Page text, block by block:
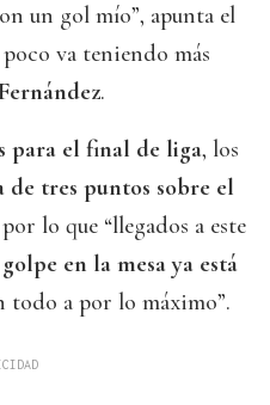
un gol mío”, apunta el
va teniendo más
.
para el final de liga, los
de tres puntos sobre el
lo que “llegados a este
en la mesa ya está
todo a por lo máximo”.